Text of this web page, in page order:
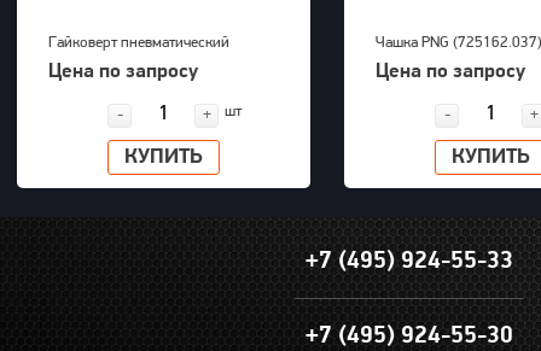
Гайковерт пневматический
KAWASAKI KPT-55SA
Цена по запросу
- + шт
КУПИТЬ
Чашка PNG (725162.037)
Цена по запросу
- +
КУПИТЬ
+7 (495) 924-55-33
+7 (495) 924-55-30